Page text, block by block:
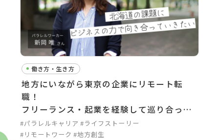
働き方・生き方
地方にいながら東京の企業にリモート転
職！
フリーランス・起業を経験して巡り合った
「新しい働き方」
#パラレルキャリア #ライフストーリー
#リモートワーク #地方創生